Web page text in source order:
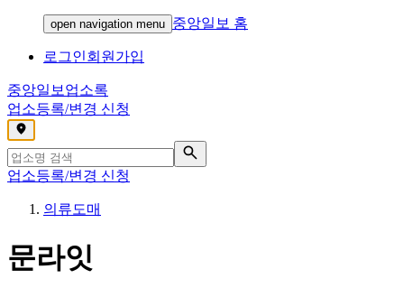
open navigation menu 중앙일보 홈
로그인회원가입
중앙일보 업소록
업소등록/변경 신청
,
업소등록/변경 신청
의류도매
문라잇